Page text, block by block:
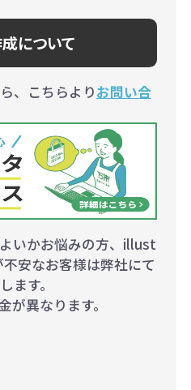
について
、こちらよりお問い合
いかお悩みの方、illust
安なお客様は弊社にて
ます。
異なります。